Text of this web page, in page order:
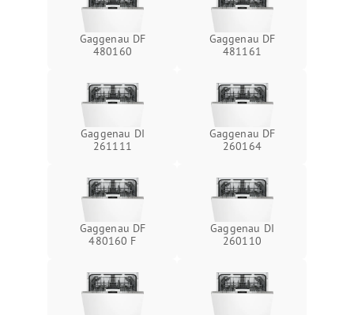
Gaggenau DF
480160
Gaggenau DF
481161
Gaggenau DI
261111
Gaggenau DF
260164
Gaggenau DF
480160 F
Gaggenau DI
260110